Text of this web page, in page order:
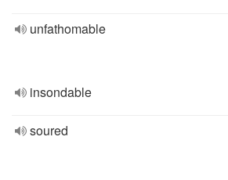
unfathomable
insondable
soured